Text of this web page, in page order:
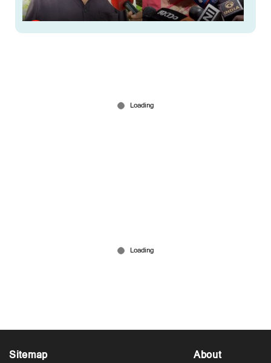
വീണ്ടും ചര്‍ച്ചയ്ക്ക് വിളിച്ച് സര്‍ക്കാര്‍; തള്ളി
Sitemap About